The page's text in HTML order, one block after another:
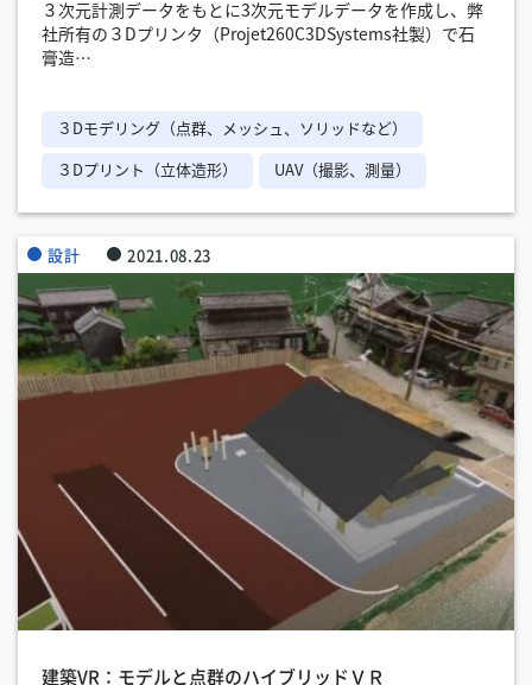
３次元計測データをもとに3次元モデルデータを作成し、弊
社所有の３Dプリンタ（Projet260C3DSystems社製）で石
膏造…
３Dモデリング（点群、メッシュ、ソリッドなど）
３Dプリント（立体造形） UAV（撮影、測量）
設計 2021.08.23
建築VR：モデルと点群のハイブリッドＶＲ